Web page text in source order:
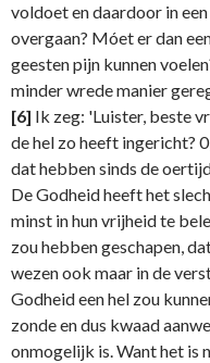
voldoet en daardoor in
overgaan? Móet er dan
geesten pijn kunnen
minder wrede manier
[6] Ik zeg: 'Luister, beste
de hel zo heeft ingericht?
dat hebben sinds de
De Godheid heeft het
minst in hun vrijheid te
zou hebben geschapen,
wezen ook maar in de
Godheid een hel zou
zonde en dus kwaad
onmogelijk is. Want het is